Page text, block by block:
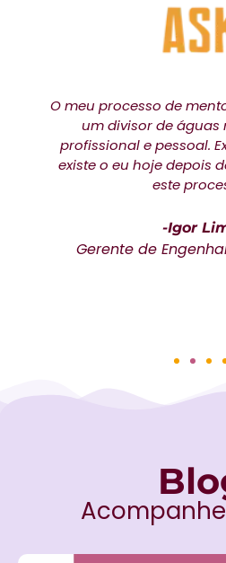
O meu processo de
um divisor de águas
profissional e pessoal.
existe o eu hoje depois
este
-Igor
Gerente de